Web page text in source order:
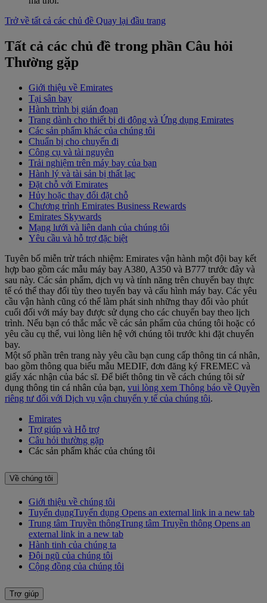
Trở về tất cả các chủ đề Quay lại đầu trang
Tất cả các chủ đề trong phần Câu hỏi
Thường gặp
Giới thiệu về Emirates
Tại sân bay
Hành trình bị gián đoạn
Trang dành cho thiết bị di động và Ứng dụng Emirates
Các sản phẩm khác của chúng tôi
Chuẩn bị cho chuyến đi
Công cụ và tài nguyên
Trải nghiệm trên máy bay của bạn
Hành lý và tài sản bị thất lạc
Đặt chỗ với Emirates
Hủy hoặc thay đổi đặt chỗ
Chương trình Emirates Business Rewards
Emirates Skywards
Mạng lưới và liên danh của chúng tôi
Yêu cầu và hỗ trợ đặc biệt
Tuyên bố miễn trừ trách nhiệm: Emirates vận hành một đội bay kết
hợp bao gồm các mẫu máy bay A380, A350 và B777 trước đây và
sau này. Các sản phẩm, dịch vụ và tính năng trên chuyến bay thực
tế có thể thay đổi tùy theo tuyến bay và cấu hình máy bay. Các yêu
cầu vận hành cũng có thể làm phát sinh những thay đổi vào phút
cuối đối với máy bay được sử dụng cho các chuyến bay theo lịch
trình. Nếu bạn có thắc mắc về các sản phẩm của chúng tôi hoặc có
yêu cầu cụ thể, vui lòng liên hệ với chúng tôi trước khi đặt chuyến
bay.
Một số phần trên trang này yêu cầu bạn cung cấp thông tin cá nhân,
bao gồm thông qua biểu mẫu MEDIF, đơn đăng ký FREMEC và
giấy xác nhận của bác sĩ. Để biết thông tin về cách chúng tôi sử
dụng thông tin cá nhân của bạn, vui lòng xem Thông báo về Quyền
riêng tư đối với Dịch vụ vận chuyển y tế của chúng tôi.
Emirates
Trợ giúp và Hỗ trợ
Câu hỏi thường gặp
Các sản phẩm khác của chúng tôi
Về chúng tôi
Giới thiệu về chúng tôi
Tuyển dụngTuyển dụng Opens an external link in a new tab
Trung tâm Truyền thôngTrung tâm Truyền thông Opens an
external link in a new tab
Hành tinh của chúng ta
Đội ngũ của chúng tôi
Cộng đồng của chúng tôi
Trợ giúp